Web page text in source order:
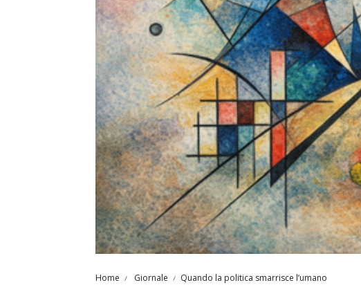
Home Giornale Quando la politica smarrisce l’umano